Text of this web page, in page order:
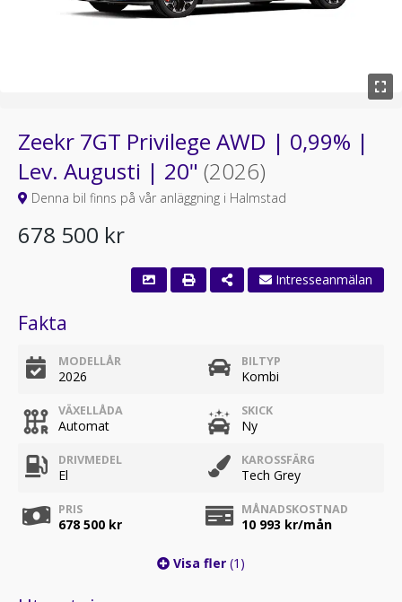
Zeekr 7GT Privilege AWD | 0,99% |
Lev. Augusti | 20" (2026)
Denna bil finns på vår anläggning i Halmstad
678 500 kr
Intresseanmälan
Fakta
MODELLÅR
2026
BILTYP
Kombi
VÄXELLÅDA
Automat
SKICK
Ny
DRIVMEDEL
El
KAROSSFÄRG
Tech Grey
PRIS
678 500 kr
MÅNADSKOSTNAD
10 993 kr/mån
Visa fler (1)